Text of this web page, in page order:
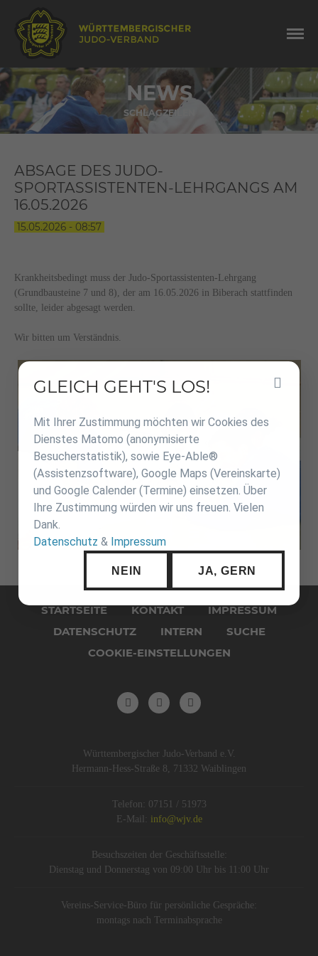
NEWS
SCHLAGZEILEN
ABSAGE DES JUDO-
SPORTASSISTENTEN-LEHRGANGS AM
16.05.2026
15.05.2026 - 08:57
Krankheitsbedingt muss der Judo-Sportassistenten-Lehrgang
(Grundbausteine 7 und 8), der am 16.05.2026 in Biberach stattfinden
sollte, leider abgesagt werden.
Wir bitten um Verständnis.
überspringenSTARTSEITE KONTAKT
IMPRESSUM
DATENSCHUTZ
INTERN
SUCHE
COOKIE-EINSTELLUNGEN
Württembergischer Judo-Verband e.V.
Hermann-Hess-Straße 8, 71332 Waiblingen
Telefon: 07151 / 51973
E-Mail: info@wjv.de
Besuchszeiten der Geschäftsstelle:
Dienstag und Donnerstag von 09:00 Uhr bis 11:00 Uhr
Vereins-Service-Büro für persönliche Gespräche:
montags nach Terminabsprache
Inhalt
GLEICH GEHT'S LOS!
Mit Ihrer Zustimmung möchten wir Cookies des
Dienstes Matomo (anonymisierte
Besucherstatistik), sowie Eye-Able®
(Assistenzsoftware), Google Maps (Vereinskarte)
und Google Calender (Termine) einsetzen. Über
Ihre Zustimmung würden wir uns freuen. Vielen
Dank.
Datenschutz & Impressum
NEIN JA, GERN